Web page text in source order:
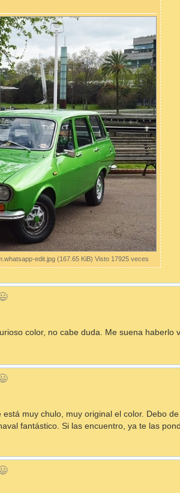
edit.jpg (167.65 KiB) Visto 17925 veces
color, no cabe duda. Me suena
muy chulo, muy original el color. Debo
fantástico. Si las encuentro, ya te las